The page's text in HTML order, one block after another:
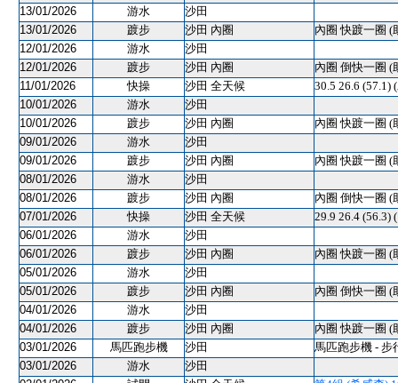
13/01/2026
游水
沙田
13/01/2026
踱步 沙田 內圈
內圈 快踱一圈 (
12/01/2026
游水
沙田
12/01/2026
踱步 沙田 內圈
內圈 倒快一圈 (
11/01/2026
快操 沙田 全天候
30.5 26.6 (57.1)
10/01/2026
游水
沙田
10/01/2026
踱步 沙田 內圈
內圈 快踱一圈 (
09/01/2026
游水
沙田
09/01/2026
踱步 沙田 內圈
內圈 快踱一圈 (
08/01/2026
游水
沙田
08/01/2026
踱步 沙田 內圈
內圈 倒快一圈 (
07/01/2026
快操 沙田 全天候
29.9 26.4 (56.3)
06/01/2026
游水
沙田
06/01/2026
踱步 沙田 內圈
內圈 快踱一圈 (
05/01/2026
游水
沙田
05/01/2026
踱步 沙田 內圈
內圈 倒快一圈 (
04/01/2026
游水
沙田
04/01/2026
踱步 沙田 內圈
內圈 快踱一圈 (
03/01/2026
馬匹跑步機 沙田
馬匹跑步機 - 步
03/01/2026
游水
沙田